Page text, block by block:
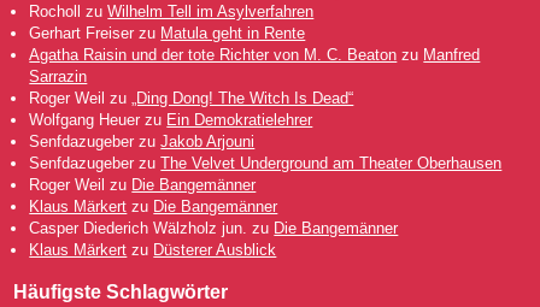
Rocholl zuWilhelm Tell im Asylverfahren
Gerhart Freiser zu Matula geht in Rente
Agatha Raisin und der tote Richter von M. C. Beaton zu Manfred
Sarrazin
Roger Weil zu „Ding Dong! The Witch Is Dead“
Wolfgang Heuer zu Ein Demokratielehrer
Senfdazugeber zuJakob Arjouni
Senfdazugeber zuThe Velvet Underground am Theater Oberhausen
Roger Weil zu Die Bangemänner
Klaus Märkert zu Die Bangemänner
Casper Diederich Wälzholz jun. zu Die Bangemänner
Klaus Märkert zu Düsterer Ausblick
Häufigste Schlagwörter